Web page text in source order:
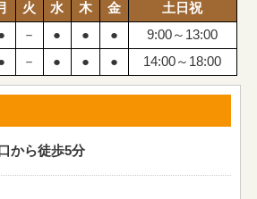
火 水 木 金
土日祝
－ ● ● ●
9:00～13:00
－ ● ● ● 14:00～18:00
から徒歩5分